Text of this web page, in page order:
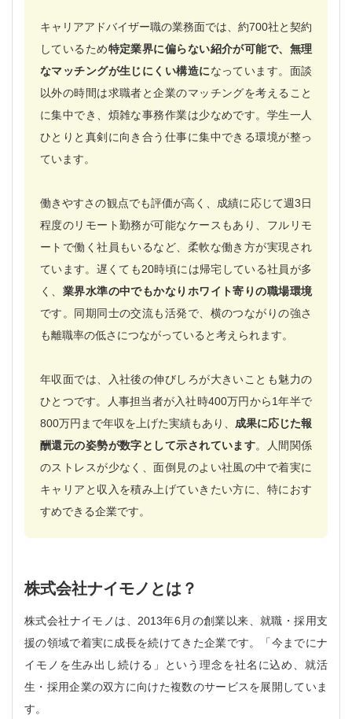
キャリアアドバイザー職の業務面では、約700社と契約
しているため特定業界に偏らない紹介が可能で、無理
なマッチングが生じにくい構造になっています。面談
以外の時間は求職者と企業のマッチングを考えること
に集中でき、煩雑な事務作業は少なめです。学生一人
ひとりと真剣に向き合う仕事に集中できる環境が整っ
ています。
働きやすさの観点でも評価が高く、成績に応じて週3日
程度のリモート勤務が可能なケースもあり、フルリモ
ートで働く社員もいるなど、柔軟な働き方が実現され
ています。遅くても20時頃には帰宅している社員が多
く、 業界水準の中でもかなりホワイト寄りの職場環境
です。同期同士の交流も活発で、横のつながりの強さ
も離職率の低さにつながっていると考えられます。
年収面では、入社後の伸びしろが大きいことも魅力の
ひとつです。人事担当者が入社時400万円から1年半で
800万円まで年収を上げた実績もあり、 成果に応じた報
酬還元の姿勢が数字として示されています。人間関係
のストレスが少なく、面倒見のよい社風の中で着実に
キャリアと収入を積み上げていきたい方に、特におす
すめできる企業です。
株式会社ナイモノとは？
株式会社ナイモノは、2013年6月の創業以来、就職・採用支
援の領域で着実に成長を続けてきた企業です。「今までにナ
イモノを生み出し続ける」という理念を社名に込め、就活
生・採用企業の双方に向けた複数のサービスを展開していま
す。